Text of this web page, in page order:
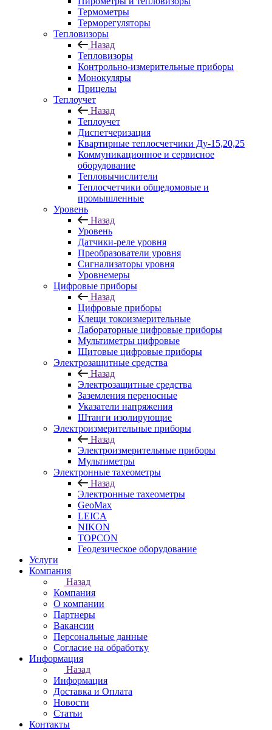
Термометры
Терморегуляторы
Тепловизоры
Назад
Тепловизоры
Контрольно-измерительные приборы
Монокуляры
Прицелы
Теплоучет
Назад
Теплоучет
Диспетчеризация
Квартирные теплосчетчики Ду-15,20,25
Коммуникационное и сервисное
оборудование
Тепловычислители
Теплосчетчики общедомовые и
промышленные
Уровень
Назад
Уровень
Датчики-реле уровня
Преобразователи уровня
Сигнализаторы уровня
Уровнемеры
Цифровые приборы
Назад
Цифровые приборы
Клещи токоизмерительные
Лабораторные цифровые приборы
Мультиметры цифровые
Щитовые цифровые приборы
Электрозащитные средства
Назад
Электрозащитные средства
Заземления переносные
Указатели напряжения
Штанги изолирующие
Электроизмерительные приборы
Назад
Электроизмерительные приборы
Мультиметры
Электронные тахеометры
Назад
Электронные тахеометры
GeoMax
LEICA
NIKON
TOPCON
Геодезическое оборудование
Услуги
Компания
Назад
Компания
О компании
Партнеры
Вакансии
Персональные данные
Согласие на обработку
Информация
Назад
Информация
Доставка и Оплата
Новости
Статьи
Контакты